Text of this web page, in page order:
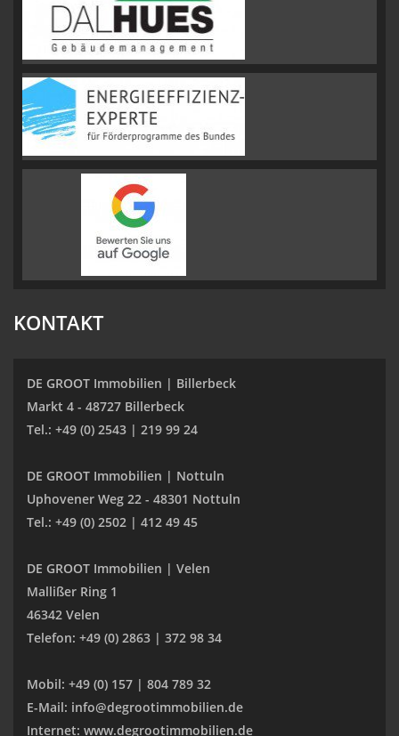
KONTAKT
DE GROOT Immobilien | Billerbeck
Markt 4 - 48727 Billerbeck
Tel.: +49 (0) 2543 | 219 99 24
DE GROOT Immobilien | Nottuln
Uphovener Weg 22 - 48301 Nottuln
Tel.: +49 (0) 2502 | 412 49 45
DE GROOT Immobilien | Velen
Mallißer Ring 1
46342 Velen
Telefon: +49 (0) 2863 | 372 98 34
Mobil: +49 (0) 157 | 804 789 32
E-Mail: info@degrootimmobilien.de
Internet: www.degrootimmobilien.de